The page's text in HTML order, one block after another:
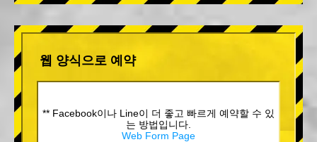
웹 양식으로 예약
** Facebook이나 Line이 더 좋고 빠르게 예약할 수 있
는 방법입니다.
Web Form Page